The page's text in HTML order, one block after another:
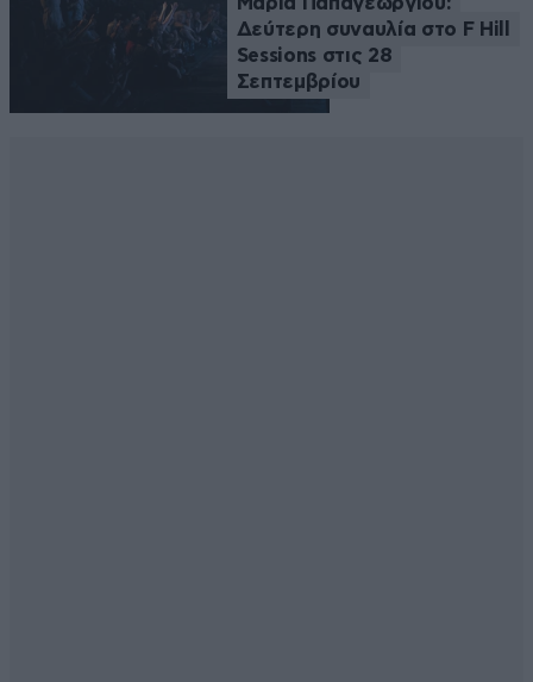
Δεύτερη συναυλία στο F Hill
Sessions στις 28
Σεπτεμβρίου